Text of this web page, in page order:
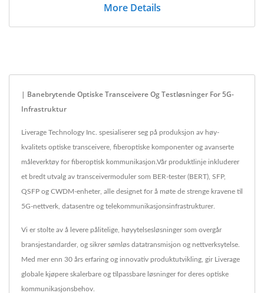
More Details
| Banebrytende Optiske Transceivere Og Testløsninger For 5G-
Infrastruktur
Liverage Technology Inc. spesialiserer seg på produksjon av høy-
kvalitets optiske transceivere, fiberoptiske komponenter og avanserte
måleverktøy for fiberoptisk kommunikasjon.Vår produktlinje inkluderer
et bredt utvalg av transceivermoduler som BER-tester (BERT), SFP,
QSFP og CWDM-enheter, alle designet for å møte de strenge kravene til
5G-nettverk, datasentre og telekommunikasjonsinfrastrukturer.
Vi er stolte av å levere pålitelige, høyytelsesløsninger som overgår
bransjestandarder, og sikrer sømløs datatransmisjon og nettverksytelse.
Med mer enn 30 års erfaring og innovativ produktutvikling, gir Liverage
globale kjøpere skalerbare og tilpassbare løsninger for deres optiske
kommunikasjonsbehov.